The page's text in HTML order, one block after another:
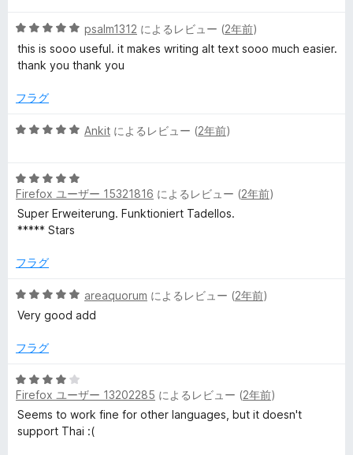
評
価
中
1
の
価
5
段
階
5
評
psalm1312 によるレビュー (2年前)
this is sooo useful. it makes writing alt text sooo much easier.
thank you thank you
フラグ
5
中
5
の
評
Ankit によるレビュー (2年前)
5
段
階
中
の
価
Firefox ユーザー 15321816 によるレビュー (2年前)
Super Erweiterung. Funktioniert Tadellos.
***** Stars
フラグ
5
段
中
の
評
価
areaquorum によるレビュー (2年前)
Very good add
フラグ
5
段
階
中
Firefox ユーザー 13202285 によるレビュー (2年前)
Seems to work fine for other languages, but it doesn't
support Thai :(